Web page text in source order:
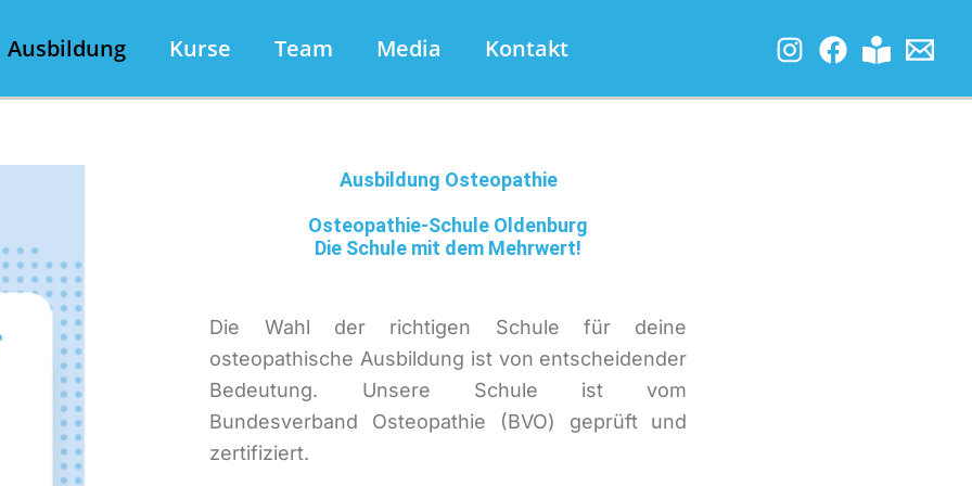
Ausbildung Kurse Team Media Kontakt
Ausbildung Osteopathie
Osteopathie-Schule Oldenburg
Die Schule mit dem Mehrwert!
Die Wahl der richtigen Schule für deine
osteopathische Ausbildung ist von entscheidender
Bedeutung. Unsere Schule ist vom
Bundesverband Osteopathie (BVO) geprüft und
zertifiziert.